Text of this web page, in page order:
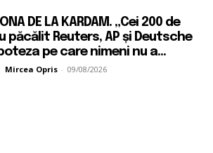
DE LA KARDAM. „Cei 200 de
păcălit Reuters, AP și Deutsche
pe care nimeni nu a...
Mircea Opris - 09/08/2026